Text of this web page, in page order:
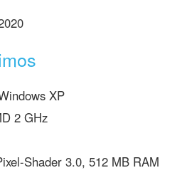
XP
2 GHz
Shader 3.0, 512 MB RAM